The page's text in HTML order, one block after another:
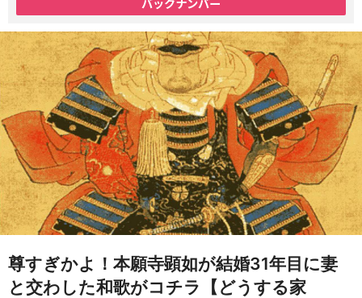
尊すぎかよ！本願寺顕如が結婚31年目に妻
と交わした和歌がコチラ【どうする家